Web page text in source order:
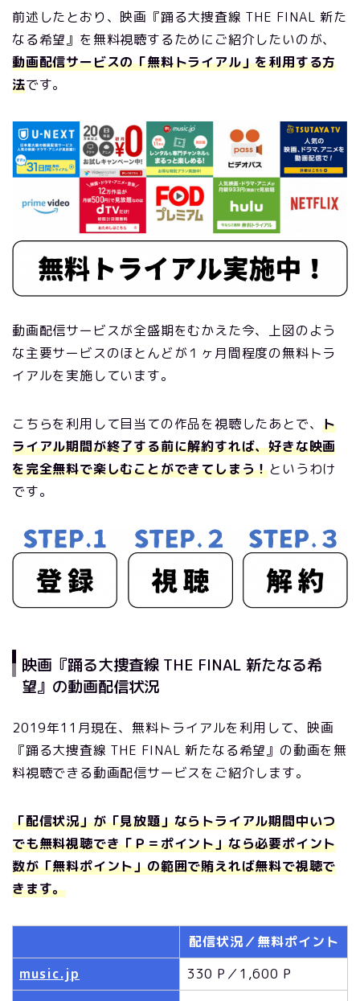
前述したとおり、映画『踊る大捜査線 THE FINAL 新た
なる希望』を無料視聴するためにご紹介したいのが、
動画配信サービスの「無料トライアル」を利用する方
法です。
動画配信サービスが全盛期をむかえた今、上図のよう
な主要サービスのほとんどが１ヶ月間程度の無料トラ
イアルを実施しています。
こちらを利用して目当ての作品を視聴したあとで、ト
ライアル期間が終了する前に解約すれば、好きな映画
を完全無料で楽しむことができてしまう！というわけ
です。
映画『踊る大捜査線 THE FINAL 新たなる希
望』の動画配信状況
2019年11月現在、無料トライアルを利用して、映画
『踊る大捜査線 THE FINAL 新たなる希望』の動画を無
料視聴できる動画配信サービスをご紹介します。
「配信状況」が「見放題」ならトライアル期間中いつ
でも無料視聴でき「Ｐ＝ポイント」なら必要ポイント
数が「無料ポイント」の範囲で賄えれば無料で視聴で
きます。
配信状況／無料ポイント
music.jp
330 P／1,600 P